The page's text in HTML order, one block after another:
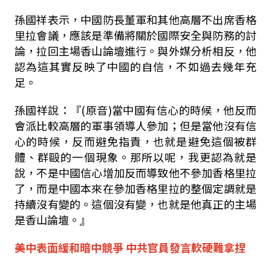
孫國祥表示，中國防長董軍和其他高層不出席香格
里拉會議，應該是準備將關於國際安全與防務的討
論，拉回主場香山論壇進行。與外媒分析相反，他
認為這其實反映了中國的自信，不如過去幾年充
足。
孫國祥說：『(原音)當中國有信心的時候，他反而
會派比較高層的軍事領導人參加；但是當他沒有信
心的時候，反而避免指責，也就是避免這個被群
體、群毆的一個現象。那所以呢，我更認為就是
說，不是中國信心增加反而導致他不參加香格里拉
了，而是中國本來在參加香格里拉的整個定調就是
持續沒有變的。這個沒有變，也就是他真正的主場
是香山論壇。』
美中表面緩和暗中競爭 中共官員發言軟硬難拿捏